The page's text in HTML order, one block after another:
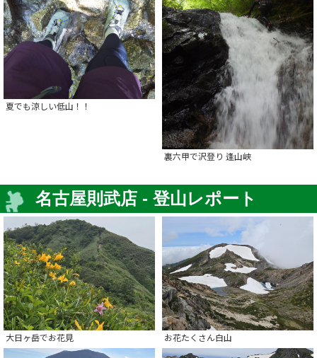
夏でも涼しい低山！！
裏六甲で沢登り 逢山峡
名古屋則武店 - 登山レポート
大日ヶ岳でお花見 お花たくさん白山